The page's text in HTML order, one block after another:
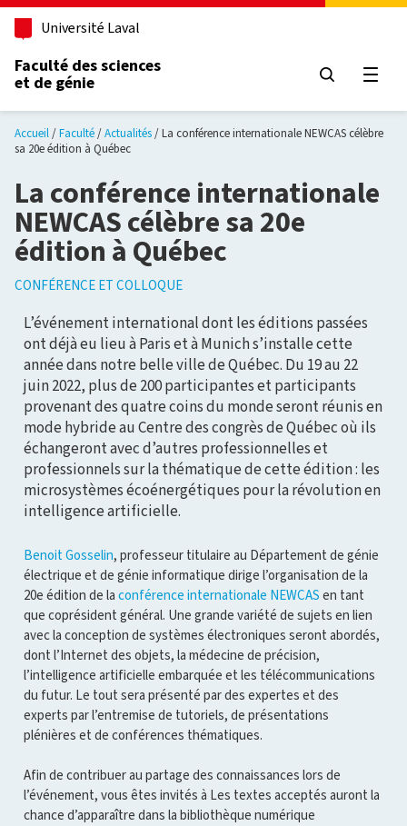
Aller au contenu principal
Université Laval
Faculté des sciences
et de génie
Accueil Faculté Actualités
La conférence internationale NEWCAS célèbre
sa 20e édition à Québec
La conférence internationale
NEWCAS célèbre sa 20e
édition à Québec
CONFÉRENCE ET COLLOQUE
L’événement international dont les éditions passées
ont déjà eu lieu à Paris et à Munich s’installe cette
année dans notre belle ville de Québec. Du 19 au 22
juin 2022, plus de 200 participantes et participants
provenant des quatre coins du monde seront réunis en
mode hybride au Centre des congrès de Québec où ils
échangeront avec d’autres professionnelles et
professionnels sur la thématique de cette édition : les
microsystèmes écoénergétiques pour la révolution en
intelligence artificielle.
Benoit Gosselin, professeur titulaire au Département de génie
électrique et de génie informatique dirige l’organisation de la
20e édition de la conférence internationale NEWCAS en tant
que coprésident général. Une grande variété de sujets en lien
avec la conception de systèmes électroniques seront abordés,
dont l’Internet des objets, la médecine de précision,
l’intelligence artificielle embarquée et les télécommunications
du futur. Le tout sera présenté par des expertes et des
experts par l’entremise de tutoriels, de présentations
plénières et de conférences thématiques.
Afin de contribuer au partage des connaissances lors de
l’événement, vous êtes invités à Les textes acceptés auront la
chance d’apparaître dans la bibliothèque numérique